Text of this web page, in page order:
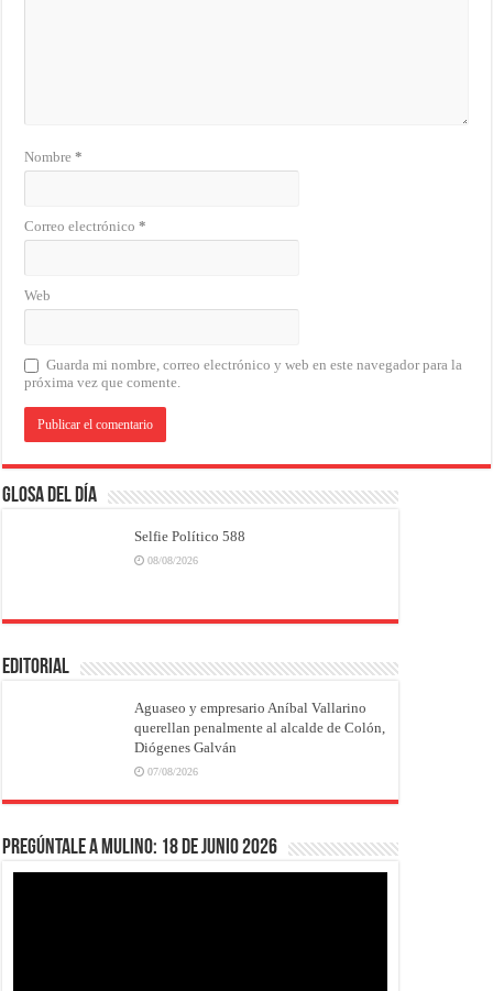
Nombre*
Correo electrónico*
Web
Guarda mi nombre, correo electrónico y web en este navegador para la
próxima vez que comente.
Glosa del Día
Selfie Político 588
08/08/2026
EDITORIAL
Aguaseo y empresario Aníbal Vallarino
querellan penalmente al alcalde de Colón,
Diógenes Galván
07/08/2026
Pregúntale a Mulino: 18 de junio 2026